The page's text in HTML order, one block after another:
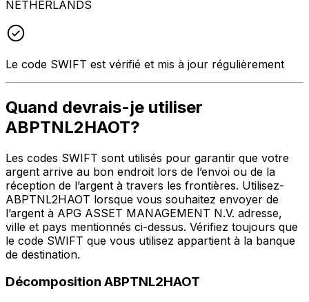
NETHERLANDS
Le code SWIFT est vérifié et mis à jour régulièrement
Quand devrais-je utiliser
ABPTNL2HAOT?
Les codes SWIFT sont utilisés pour garantir que votre
argent arrive au bon endroit lors de l’envoi ou de la
réception de l’argent à travers les frontières. Utilisez-
ABPTNL2HAOT lorsque vous souhaitez envoyer de
l’argent à APG ASSET MANAGEMENT N.V. adresse,
ville et pays mentionnés ci-dessus. Vérifiez toujours que
le code SWIFT que vous utilisez appartient à la banque
de destination.
Décomposition ABPTNL2HAOT